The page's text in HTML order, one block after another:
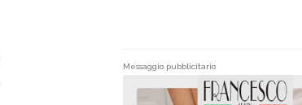
Messaggio pubblicitario